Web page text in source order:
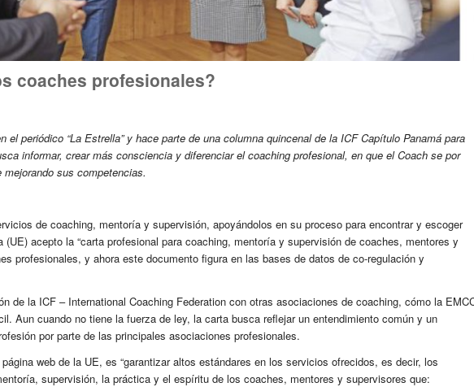
coaches profesionales?
periódico “La Estrella” y hace parte de una columna quincenal de la ICF Capítulo Panamá para
informar, crear más consciencia y diferenciar el coaching profesional, en que el Coach se por
sus competencias.
de coaching, mentoría y supervisión, apoyándolos en su proceso para encontrar y escoger
acepto la “carta profesional para coaching, mentoría y supervisión de coaches, mentores y
profesionales, y ahora este documento figura en las bases de datos de co-regulación y
de la ICF – International Coaching Federation con otras asociaciones de coaching, cómo la
Aun cuando no tiene la fuerza de ley, la carta busca reflejar un entendimiento común y un
por parte de las principales asociaciones profesionales.
web de la UE, es “garantizar altos estándares en los servicios ofrecidos, es decir, los
supervisión, la práctica y el espíritu de los coaches, mentores y supervisores que: